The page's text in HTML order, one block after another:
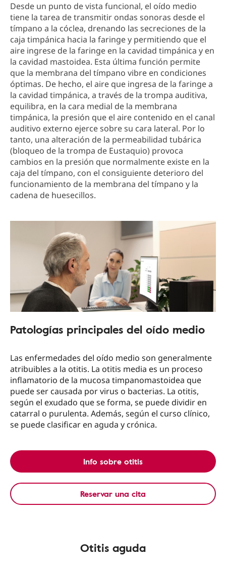
Desde un punto de vista funcional, el oído medio
tiene la tarea de transmitir ondas sonoras desde el
tímpano a la cóclea, drenando las secreciones de la
caja timpánica hacia la faringe y permitiendo que el
aire ingrese de la faringe en la cavidad timpánica y en
la cavidad mastoidea. Esta última función permite
que la membrana del tímpano vibre en condiciones
óptimas. De hecho, el aire que ingresa de la faringe a
la cavidad timpánica, a través de la trompa auditiva,
equilibra, en la cara medial de la membrana
timpánica, la presión que el aire contenido en el canal
auditivo externo ejerce sobre su cara lateral. Por lo
tanto, una alteración de la permeabilidad tubárica
(bloqueo de la trompa de Eustaquio) provoca
cambios en la presión que normalmente existe en la
caja del tímpano, con el consiguiente deterioro del
funcionamiento de la membrana del tímpano y la
cadena de huesecillos.
Patologías principales del oído medio
Las enfermedades del oído medio son generalmente
atribuibles a la otitis. La otitis media es un proceso
inflamatorio de la mucosa timpanomastoidea que
puede ser causada por virus o bacterias. La otitis,
según el exudado que se forma, se puede dividir en
catarral o purulenta. Además, según el curso clínico,
se puede clasificar en aguda y crónica.
Info sobre otitis
Reservar una cita
Otitis aguda